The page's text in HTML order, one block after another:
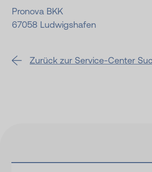
Pronova BKK
67058 Ludwigshafen
Zurück zur Service-Center